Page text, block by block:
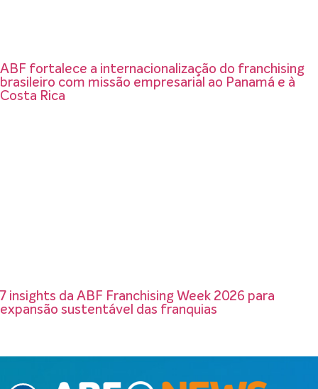
ABF fortalece a internacionalização do franchising
brasileiro com missão empresarial ao Panamá e à
Costa Rica
7 insights da ABF Franchising Week 2026 para
expansão sustentável das franquias